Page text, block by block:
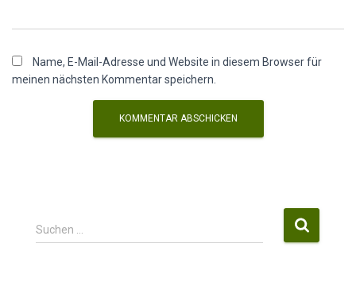
Name, E-Mail-Adresse und Website in diesem Browser für
meinen nächsten Kommentar speichern.
S
u
Suchen …